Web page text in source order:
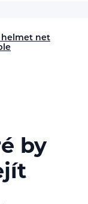
helmet net
by